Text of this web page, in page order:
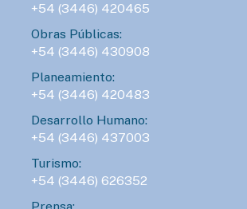
SÁBADO 15 DE AGOSTO -
Gran Prix Chipote 2026 de
AGENDA
DOMINGO 16 DE AGOSTO -
Fiesta del Día del Niño
+54 (3446) 420465
Obras Públicas:
+54 (3446) 430908
Planeamiento:
+54 (3446) 420483
Desarrollo Humano:
+54 (3446) 437003
Turismo:
+54 (3446) 626352